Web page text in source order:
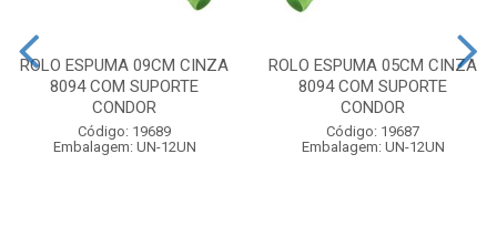
ROLO ESPUMA 09CM CINZA
8094 COM SUPORTE
CONDOR
Código: 19689
Embalagem: UN-12UN
ROLO ESPUMA 05CM CINZA
8094 COM SUPORTE
CONDOR
Código: 19687
Embalagem: UN-12UN